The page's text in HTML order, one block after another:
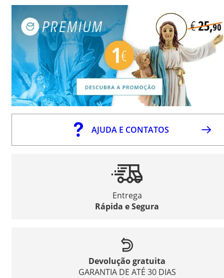
AJUDA E CONTATOS
Entrega
Rápida e Segura
Devolução gratuita
GARANTIA DE ATÉ 30 DIAS